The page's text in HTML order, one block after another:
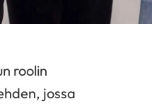
roolin
jossa